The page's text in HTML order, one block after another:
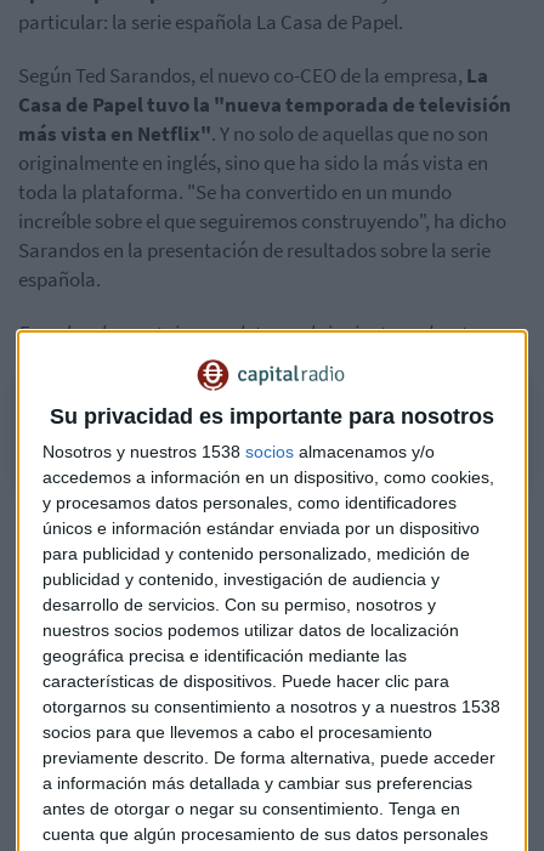
Su privacidad es importante para nosotros
Nosotros y nuestros 1538 socios almacenamos y/o
accedemos a información en un dispositivo, como cookies,
y procesamos datos personales, como identificadores
únicos e información estándar enviada por un dispositivo
para publicidad y contenido personalizado, medición de
publicidad y contenido, investigación de audiencia y
desarrollo de servicios. Con su permiso, nosotros y
nuestros socios podemos utilizar datos de localización
geográfica precisa e identificación mediante las
características de dispositivos. Puede hacer clic para
otorgarnos su consentimiento a nosotros y a nuestros 1538
socios para que llevemos a cabo el procesamiento
previamente descrito. De forma alternativa, puede acceder
a información más detallada y cambiar sus preferencias
antes de otorgar o negar su consentimiento. Tenga en
cuenta que algún procesamiento de sus datos personales
particular: la serie española La Casa de Papel.
Según Ted Sarandos, el nuevo co-CEO de la empresa, La
Casa de Papel tuvo la "nueva temporada de televisión
más vista en Netflix". Y no solo de aquellas que no son
originalmente en inglés, sino que ha sido la más vista en
toda la plataforma. "Se ha convertido en un mundo
increíble sobre el que seguiremos construyendo", ha dicho
Sarandos en la presentación de resultados sobre la serie
española.
Escucha el reportaje completo en el siguiente podcast.
¿Ha alcanzado Netflix un techo de suscriptores?
"Netflix & chill": Las "empresas cuarentena" podrían
beneficiarse del coronavirus
¿Qué tienen en común la nueva 'fiebre del oro' y la tercera
temporada de La Casa de Papel?
Así espera Netflix seguir creciendo
Mientras los analistas esperaban la incorporación de un
poco más de 8 millones de usuarios,la plataforma de
vídeo en streaming reportó un crecimiento 10.1
millones de miembros
. Mucho mejor de lo esperado. Ha
sido una de las compañías favoritas de los inversores y una